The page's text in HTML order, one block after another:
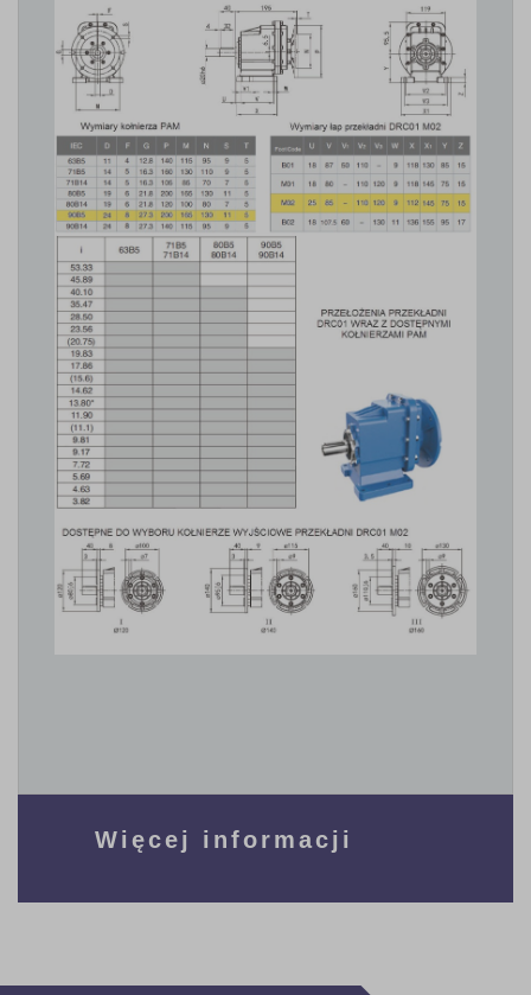
Więcej informacji